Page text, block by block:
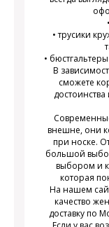
• трусики
•
В
сможете
внешне, они
при носке.
большой
выбором и
которая
На нашем
качество
доставку по